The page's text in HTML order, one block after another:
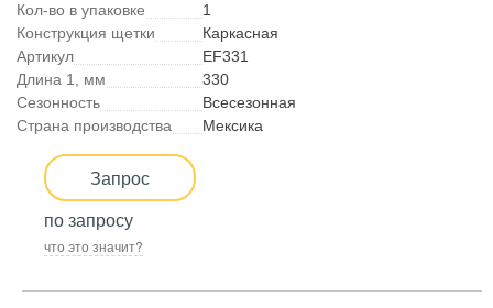
Кол-во в упаковке
1
Конструкция щетки
Каркасная
Артикул
EF331
Длина 1, мм
330
Сезонность
Всесезонная
Страна производства
Мексика
Запрос
по запросу
что это значит?